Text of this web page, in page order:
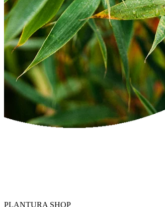
PLANTURA SHOP